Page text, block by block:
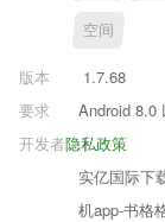
空间
版本
1.7.68
要求
Android 8.0
隐私政策
开发者
实亿国际下
机app-书格